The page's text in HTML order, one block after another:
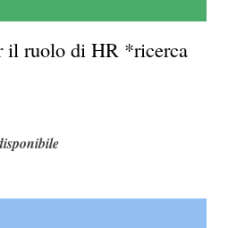
il ruolo di HR *ricerca